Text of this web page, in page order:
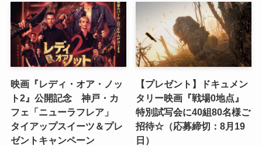
映画『レディ・オア・ノッ
ト2』公開記念 神戸・カ
フェ「ニューラフレア」
タイアップスイーツ＆プレ
ゼントキャンペーン
【プレゼント】ドキュメン
タリー映画『戦場0地点』
特別試写会に40組80名様ご
招待☆（応募締切：8月19
日）